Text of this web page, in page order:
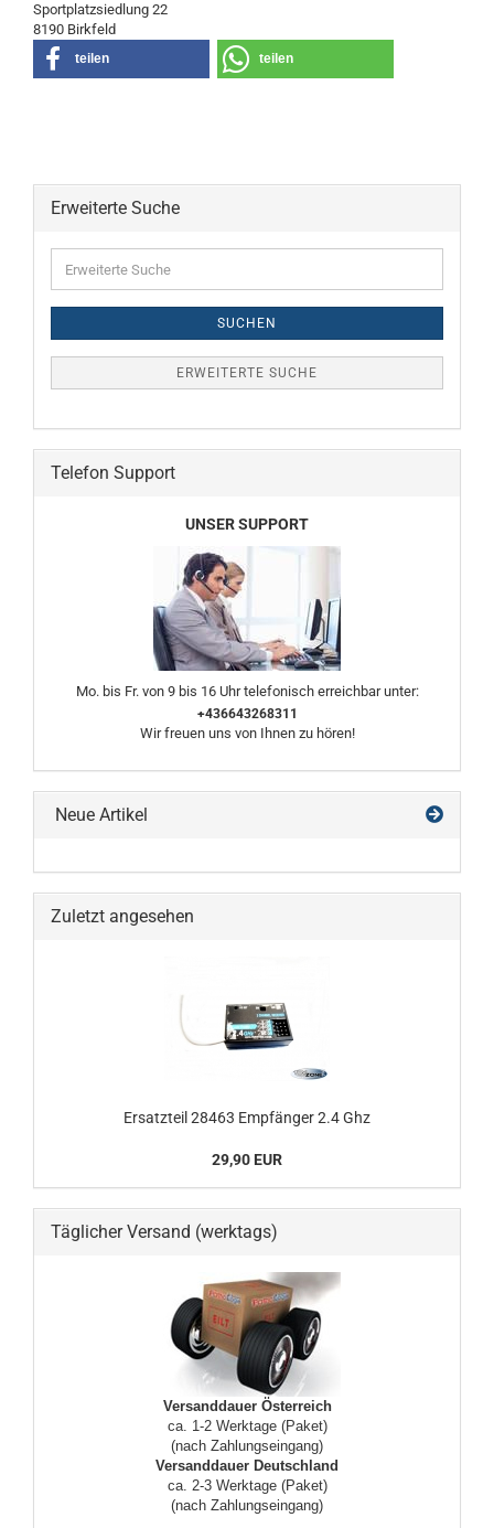
Sportplatzsiedlung 22
8190 Birkfeld
teilen teilen
Erweiterte Suche
Suche
SUCHEN
ERWEITERTE SUCHE
Telefon Support
UNSER SUPPORT
Mo. bis Fr. von 9 bis 16 Uhr telefonisch erreichbar unter:
+436643268311
Wir freuen uns von Ihnen zu hören!
Neue Artikel
Zuletzt angesehen
Ersatzteil 28463 Empfänger 2.4 Ghz
29,90 EUR
Täglicher Versand (werktags)
Versanddauer Österreich
ca. 1-2 Werktage (Paket)
(nach Zahlungseingang)
Versanddauer Deutschland
ca. 2-3 Werktage (Paket)
(nach Zahlungseingang)